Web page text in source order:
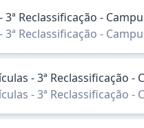
Reclassificação -
Reclassificação -
- 3ª Reclassificação -
- 3ª Reclassificação -